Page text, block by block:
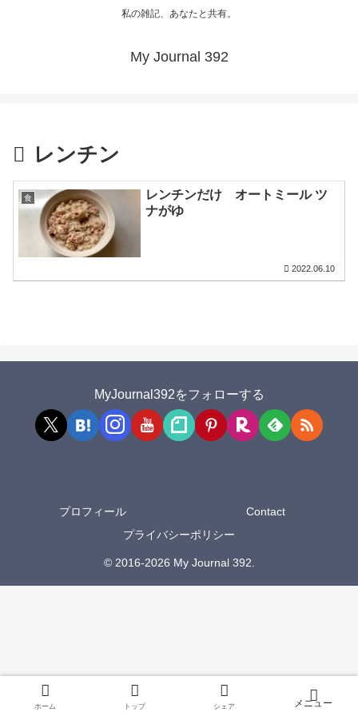
私の雑記、あなたと共有。
My Journal 392
レンチン
食
レンチンだけ オートミール ツ
ナがゆ
2022.06.10
MyJournal392をフォローする
プロフィール
Contact
プライバシーポリシー
© 2016-2026 My Journal 392.
ホーム トップ シェア